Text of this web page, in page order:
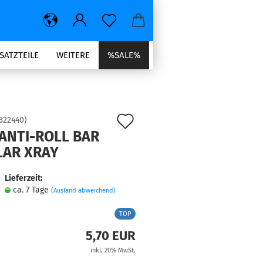
%SALE%
WEITERE
)
ROLL BAR
XRAY
Lieferzeit:
ca. 7 Tage (Ausland abweichend)
TOP
5,70 EUR
inkl. 20% MwSt.